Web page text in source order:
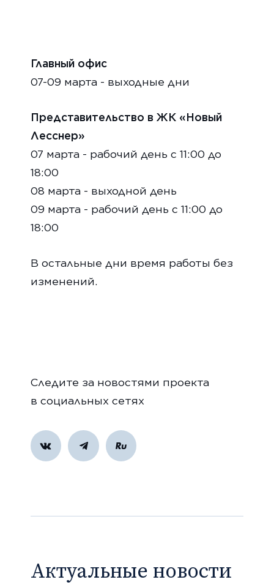
Главный офис
07-09 марта - выходные дни
Представительство в ЖК «Новый
Лесснер»
07 марта - рабочий день с 11:00 до
18:00
08 марта - выходной день
09 марта - рабочий день с 11:00 до
18:00
В остальные дни время работы без
изменений.
Следите за новостями проекта
в социальных сетях
Актуальные новости